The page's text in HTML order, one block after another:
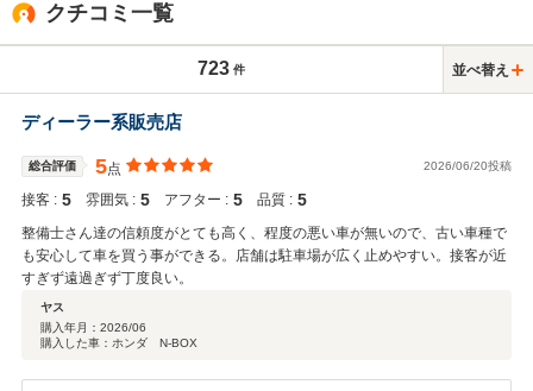
クチコミ一覧
723 件 並べ替え
ディーラー系販売店
総合評価 5点 2026/06/20投稿
接客 : 5 雰囲気 : 5 アフター : 5 品質 : 5
整備士さん達の信頼度がとても高く、程度の悪い車が無いので、古い車種で
も安心して車を買う事ができる。店舗は駐車場が広く止めやすい。接客が近
すぎず遠過ぎず丁度良い。
ヤス
購入年月： 2026/06
購入した車：ホンダ N-BOX